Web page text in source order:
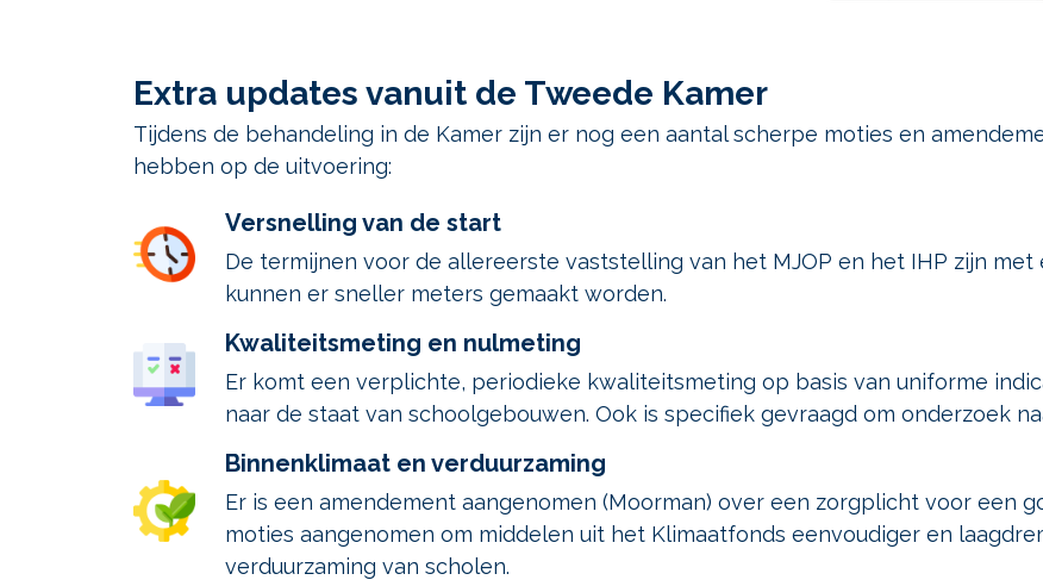
Extra updates vanuit de Tweede Kamer
Tijdens de behandeling in de Kamer zijn er nog een aantal scherpe moties en
hebben op de uitvoering:
Versnelling van de start
De termijnen voor de allereerste vaststelling van het MJOP en het IHP zijn met
kunnen er sneller meters gemaakt worden.
Kwaliteitsmeting en nulmeting
Er komt een verplichte, periodieke kwaliteitsmeting op basis van uniforme
naar de staat van schoolgebouwen. Ook is specifiek gevraagd om onderzoek
Binnenklimaat en verduurzaming
Er is een amendement aangenomen (Moorman) over een zorgplicht voor een
moties aangenomen om middelen uit het Klimaatfonds eenvoudiger en
verduurzaming van scholen.